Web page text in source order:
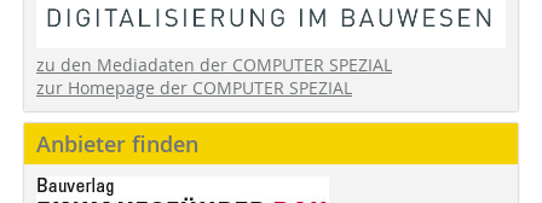
zu den Mediadaten der COMPUTER SPEZIAL
zur Homepage der COMPUTER SPEZIAL
Anbieter finden